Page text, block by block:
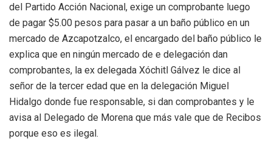
del Partido Acción Nacional, exige un comprobante luego
de pagar $5.00 pesos para pasar a un baño público en un
mercado de Azcapotzalco, el encargado del baño público le
explica que en ningún mercado de e delegación dan
comprobantes, la ex delegada Xóchitl Gálvez le dice al
señor de la tercer edad que en la delegación Miguel
Hidalgo donde fue responsable, si dan comprobantes y le
avisa al Delegado de Morena que más vale que de Recibos
porque eso es ilegal.